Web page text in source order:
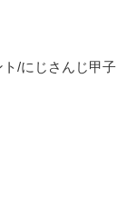
/にじさんじ甲子